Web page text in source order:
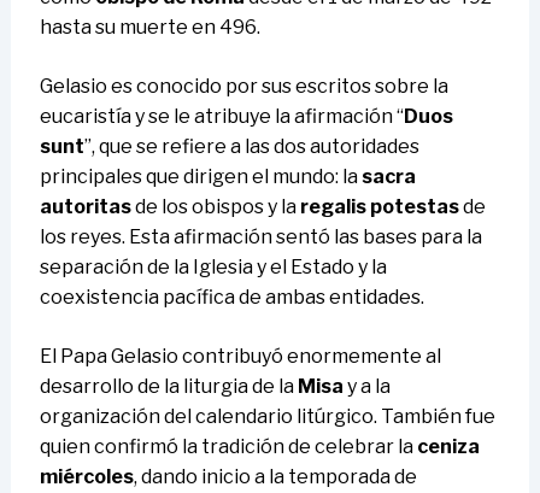
hasta su muerte en 496.
Gelasio es conocido por sus escritos sobre la
eucaristía y se le atribuye la afirmación “Duos
sunt”, que se refiere a las dos autoridades
principales que dirigen el mundo: la sacra
autoritasde los obispos y la regalis potestasde
los reyes. Esta afirmación sentó las bases para la
separación de la Iglesia y el Estado y la
coexistencia pacífica de ambas entidades.
El Papa Gelasio contribuyó enormemente al
desarrollo de la liturgia de la Misa y a la
organización del calendario litúrgico. También fue
quien confirmó la tradición de celebrar la ceniza
miércoles, dando inicio a la temporada de